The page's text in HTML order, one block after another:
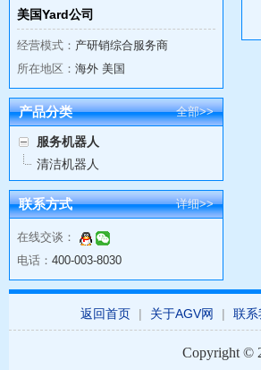
美国Yard公司
经营模式： 产研销综合服务商
所在地区： 海外 美国
产品分类 全部>>
服务机器人
清洁机器人
联系方式 详细>>
在线交谈：
电话： 400-003-8030
返回首页 | 关于AGV网 | 联系
Copyright ©